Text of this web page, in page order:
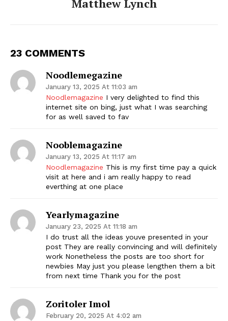
Matthew Lynch
23 COMMENTS
Noodlemegazine
January 13, 2025 At 11:03 am
Noodlemagazine I very delighted to find this
internet site on bing, just what I was searching
for as well saved to fav
Nooblemagazine
January 13, 2025 At 11:17 am
Noodlemagazine This is my first time pay a quick
visit at here and i am really happy to read
everthing at one place
Yearlymagazine
January 23, 2025 At 11:18 am
I do trust all the ideas youve presented in your
post They are really convincing and will definitely
work Nonetheless the posts are too short for
newbies May just you please lengthen them a bit
from next time Thank you for the post
Zoritoler Imol
February 20, 2025 At 4:02 am